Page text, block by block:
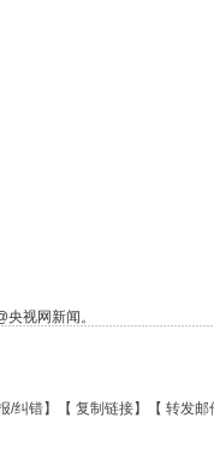
视网新闻。
/纠错】【 复制链接】【 转发邮